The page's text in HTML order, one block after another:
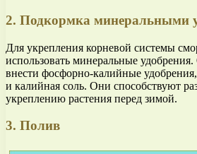
2. Подкормка минеральными
Для укрепления корневой системы
использовать минеральные
внести фосфорно-калийные
и калийная соль. Они способствуют
укреплению растения перед зимой.
3. Полив